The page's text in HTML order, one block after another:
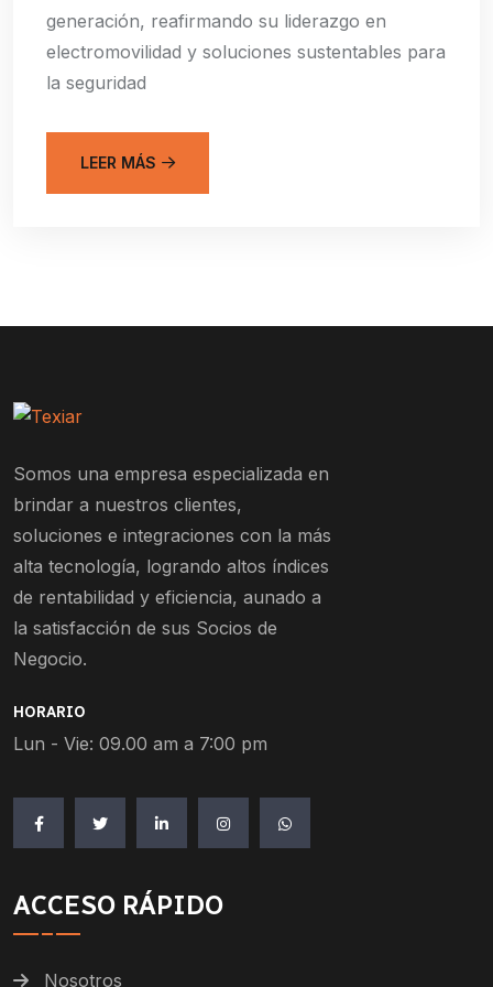
generación, reafirmando su liderazgo en
electromovilidad y soluciones sustentables para
la seguridad
LEER MÁS
Somos una empresa especializada en
brindar a nuestros clientes,
soluciones e integraciones con la más
alta tecnología, logrando altos índices
de rentabilidad y eficiencia, aunado a
la satisfacción de sus Socios de
Negocio.
HORARIO
Lun - Vie: 09.00 am a 7:00 pm
ACCESO RÁPIDO
Nosotros